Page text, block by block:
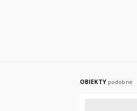
OBIEKTY podobne